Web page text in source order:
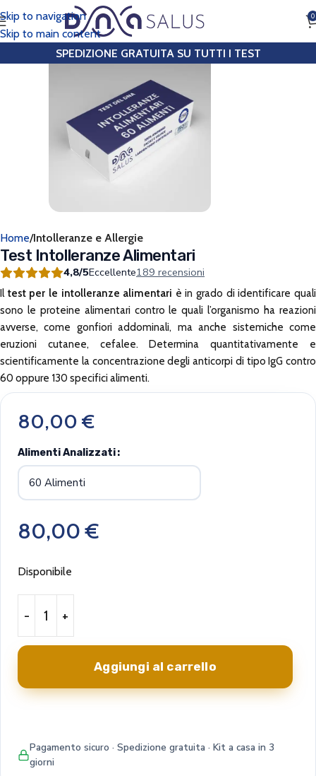
Skip to navigation
Skip to main content
0
SPEDIZIONE GRATUITA SU TUTTI I TEST
Home Intolleranze e Allergie
Test Intolleranze Alimentari
4,8/5Eccellente189 recensioni
Il test per le intolleranze alimentari è in grado di identificare quali
sono le proteine alimentari contro le quali l’organismo ha reazioni
avverse, come gonfiori addominali, ma anche sistemiche come
eruzioni cutanee, cefalee. Determina quantitativamente e
scientificamente la concentrazione degli anticorpi di tipo IgG contro
60 oppure 130 specifici alimenti.
80,00 €
Alimenti Analizzati
80,00€
Disponibile
Aggiungi al carrello
Pagamento sicuro · Spedizione gratuita · Kit a casa in 3
giorni